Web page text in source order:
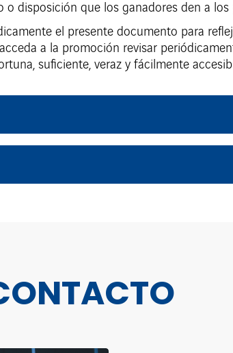
o disposición que los ganadores den a los
el presente documento para
a la promoción revisar
suficiente, veraz y fácilmente